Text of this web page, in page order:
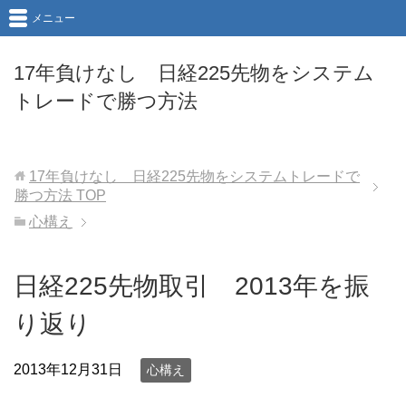
17年負けなし 日経225先物をシステム
トレードで勝つ方法
メニュー
17年負けなし 日経225先物をシステムトレードで
勝つ方法 TOP
心構え
日経225先物取引 2013年を振
り返り
2013年12月31日 心構え